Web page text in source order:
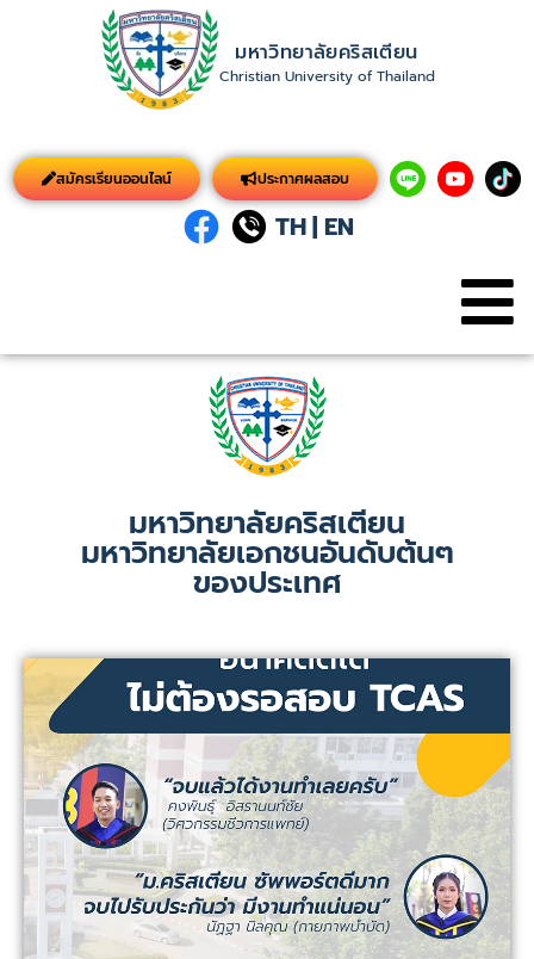
มหาวิทยาลัยคริสเตียน
Christian University of Thailand
สมัครเรียนออนไลน์ ประกาศผลสอบ
TH| EN
มหาวิทยาลัยคริสเตียน
มหาวิทยาลัยเอกชนอันดับต้นๆ
ของประเทศ